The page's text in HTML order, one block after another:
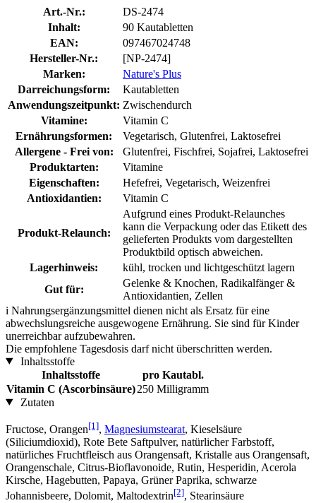
Art.-Nr.:
DS-2474
Inhalt:
90 Kautabletten
EAN:
097467024748
Hersteller-Nr.:
[NP-2474]
Marken:
Nature's Plus
Darreichungsform:
Kautabletten
Anwendungszeitpunkt: Zwischendurch
Vitamine:
Vitamin C
Ernährungsformen:
Vegetarisch, Glutenfrei, Laktosefrei
Allergene - Frei von:
Glutenfrei, Fischfrei, Sojafrei, Laktosefrei
Produktarten:
Vitamine
Eigenschaften:
Hefefrei, Vegetarisch, Weizenfrei
Antioxidantien:
Vitamin C
Produkt-Relaunch:
Aufgrund eines Produkt-Relaunches
kann die Verpackung oder das Etikett des
gelieferten Produkts vom dargestellten
Produktbild optisch abweichen.
Lagerhinweis:
kühl, trocken und lichtgeschützt lagern
Gut für:
Gelenke & Knochen, Radikalfänger &
Antioxidantien, Zellen
i Nahrungsergänzungsmittel dienen nicht als Ersatz für eine
abwechslungsreiche ausgewogene Ernährung. Sie sind für Kinder
unerreichbar aufzubewahren.
Die empfohlene Tagesdosis darf nicht überschritten werden.
Inhaltsstoffe
Inhaltsstoffe
pro Kautabl.
Vitamin C (Ascorbinsäure)250 Milligramm
Zutaten
Fructose, Orangen[1], Magnesiumstearat, Kieselsäure
(Siliciumdioxid), Rote Bete Saftpulver, natürlicher Farbstoff,
natürliches Fruchtfleisch aus Orangensaft, Kristalle aus Orangensaft,
Orangenschale, Citrus-Bioflavonoide, Rutin, Hesperidin, Acerola
Kirsche, Hagebutten, Papaya, Grüner Paprika, schwarze
Johannisbeere, Dolomit, Maltodextrin[2], Stearinsäure